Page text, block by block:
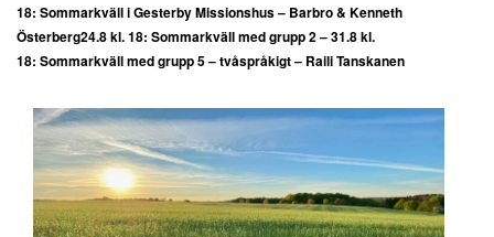
18: Sommarkväll i Gesterby Missionshus – Barbro & Kenneth
Österberg24.8 kl. 18: Sommarkväll med grupp 2 –31.8 kl.
18: Sommarkväll med grupp 5 – tvåspråkigt – Raili Tanskanen